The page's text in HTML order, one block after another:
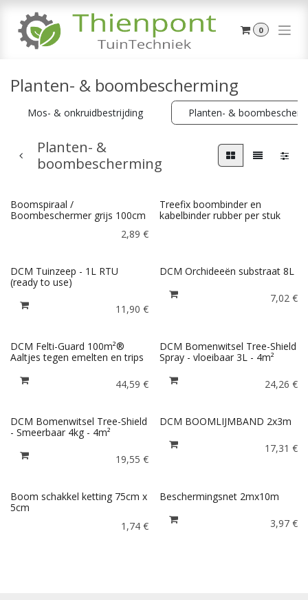
0
Planten- & boombescherming
Mos- & onkruidbestrijding Planten- &
Planten- &
boombescherming
Boomspiraal /
Boombeschermer grijs 100cm
2,89 €
Treefix boombinder en
kabelbinder rubber per stuk
DCM Tuinzeep - 1L RTU
(ready to use)
11,90 €
DCM Orchideeën substraat 8L
7,02€
DCM Felti-Guard 100m²®
Aaltjes tegen emelten en trips
44,59 €
DCM Bomenwitsel Tree-Shield
Spray - vloeibaar 3L - 4m²
24,26 €
DCM Bomenwitsel Tree-Shield
- Smeerbaar 4kg - 4m²
19,55 €
DCM BOOMLIJMBAND 2x3m
17,31 €
Boom schakkel ketting 75cm x
5cm
1,74€
Beschermingsnet 2mx10m
3,97€